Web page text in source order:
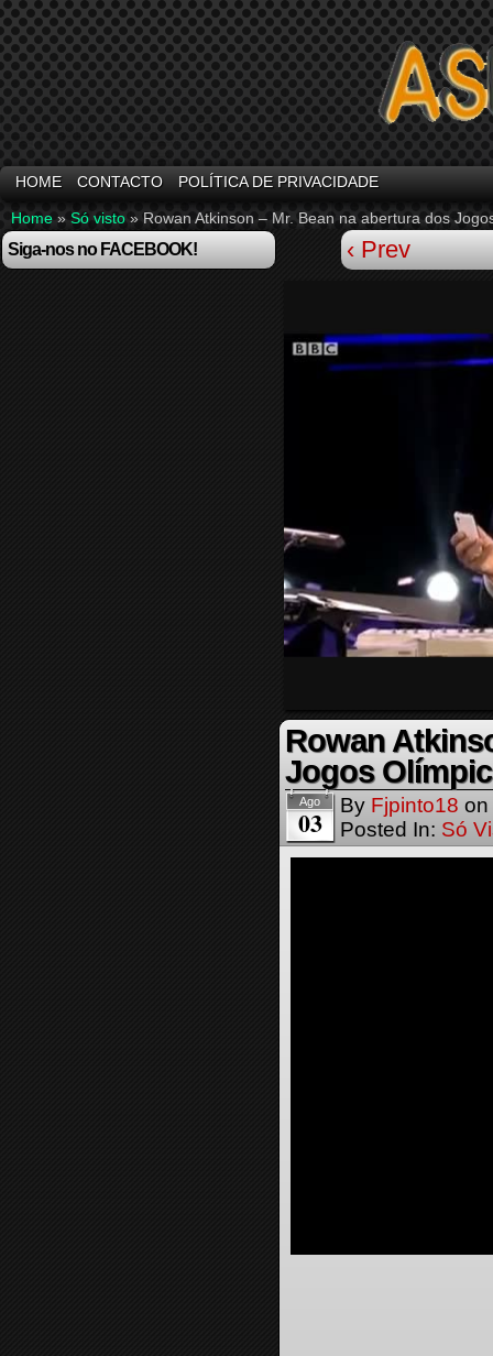
HOME CONTACTO POLÍTICA DE PRIVACIDADE
Home » Só visto » Rowan Atkinson – Mr. Bean na abertura dos
Siga-nos no FACEBOOK! ‹ Prev
Rowan
Jogos
Ago
03 By Fjpinto18 on
Posted In: Só